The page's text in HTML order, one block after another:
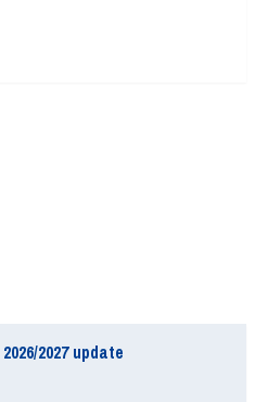
2027 update